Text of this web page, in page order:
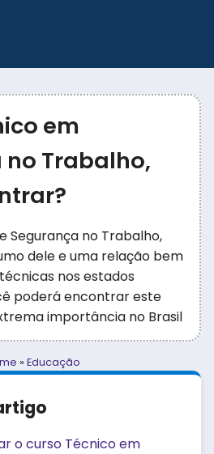
em
Trabalho,
Segurança no Trabalho,
dele e uma relação bem
nos estados
poderá encontrar este
importância no Brasil
» Educação
o curso Técnico em